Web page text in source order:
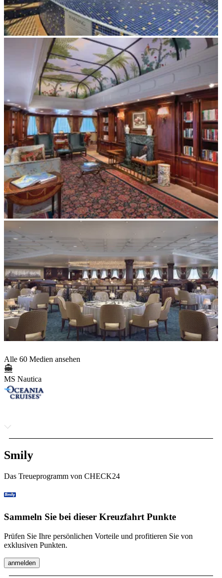
Alle 60 Medien ansehen
MS Nautica
Smily
Das Treueprogramm von CHECK24
Sammeln Sie bei dieser Kreuzfahrt Punkte
Prüfen Sie Ihre persönlichen Vorteile und profitieren Sie von
exklusiven Punkten.
anmelden